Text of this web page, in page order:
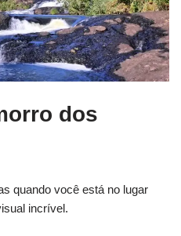
dos
quando você está no lugar
incrível.